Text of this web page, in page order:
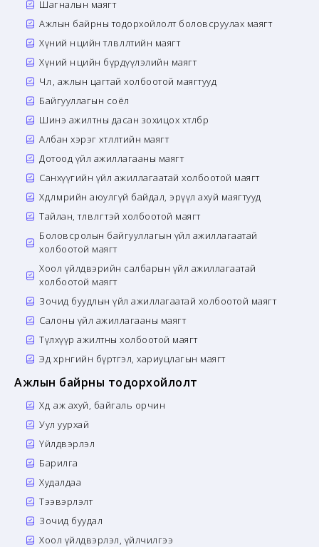
Шагналын маягт
Ажлын байрны тодорхойлолт боловсруулах маягт
Хүний нөөцийн төлөвлөлтийн маягт
Хүний нөөцийн бүрдүүлэлийн маягт
Чөлөө, ажлын цагтай холбоотой маягтууд
Байгууллагын соёл
Шинэ ажилтны дасан зохицох хөтөлбөр
Албан хэрэг хөтлөлтийн маягт
Дотоод үйл ажиллагааны маягт
Санхүүгийн үйл ажиллагаатай холбоотой маягт
Хөдөлмөрийн аюулгүй байдал, эрүүл ахуй маягтууд
Тайлан, төлөвлөгөөтэй холбоотой маягт
Боловсролын байгууллагын үйл ажиллагаатай
холбоотой маягт
Хоол үйлдвэрийн салбарын үйл ажиллагаатай
холбоотой маягт
Зочид буудлын үйл ажиллагаатай холбоотой маягт
Салоны үйл ажиллагааны маягт
Түлхүүр ажилтны холбоотой маягт
Эд хөрөнгийн бүртгэл, хариуцлагын маягт
Ажлын байрны тодорхойлолт
Хөдөө аж ахуй, байгаль орчин
Уул уурхай
Үйлдвэрлэл
Барилга
Худалдаа
Тээвэрлэлт
Зочид буудал
Хоол үйлдвэрлэл, үйлчилгээ